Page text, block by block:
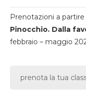
Prenotazioni a
Pinocchio. Dalla
febbraio – maggio
prenota la tua